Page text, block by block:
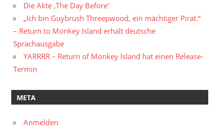
Die Akte ‚The Day Before‘
„Ich bin Guybrush Threepwood, ein mächtiger Pirat.“
– Return to Monkey Island erhält deutsche
Sprachausgabe
YARRRR – Return of Monkey Island hat einen Release-
Termin
META
Anmelden